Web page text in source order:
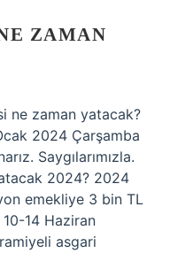
ZAMAN
ne zaman yatacak?
2024 Çarşamba
Saygılarımızla.
2024? 2024
emekliye 3 bin TL
14 Haziran
asgari